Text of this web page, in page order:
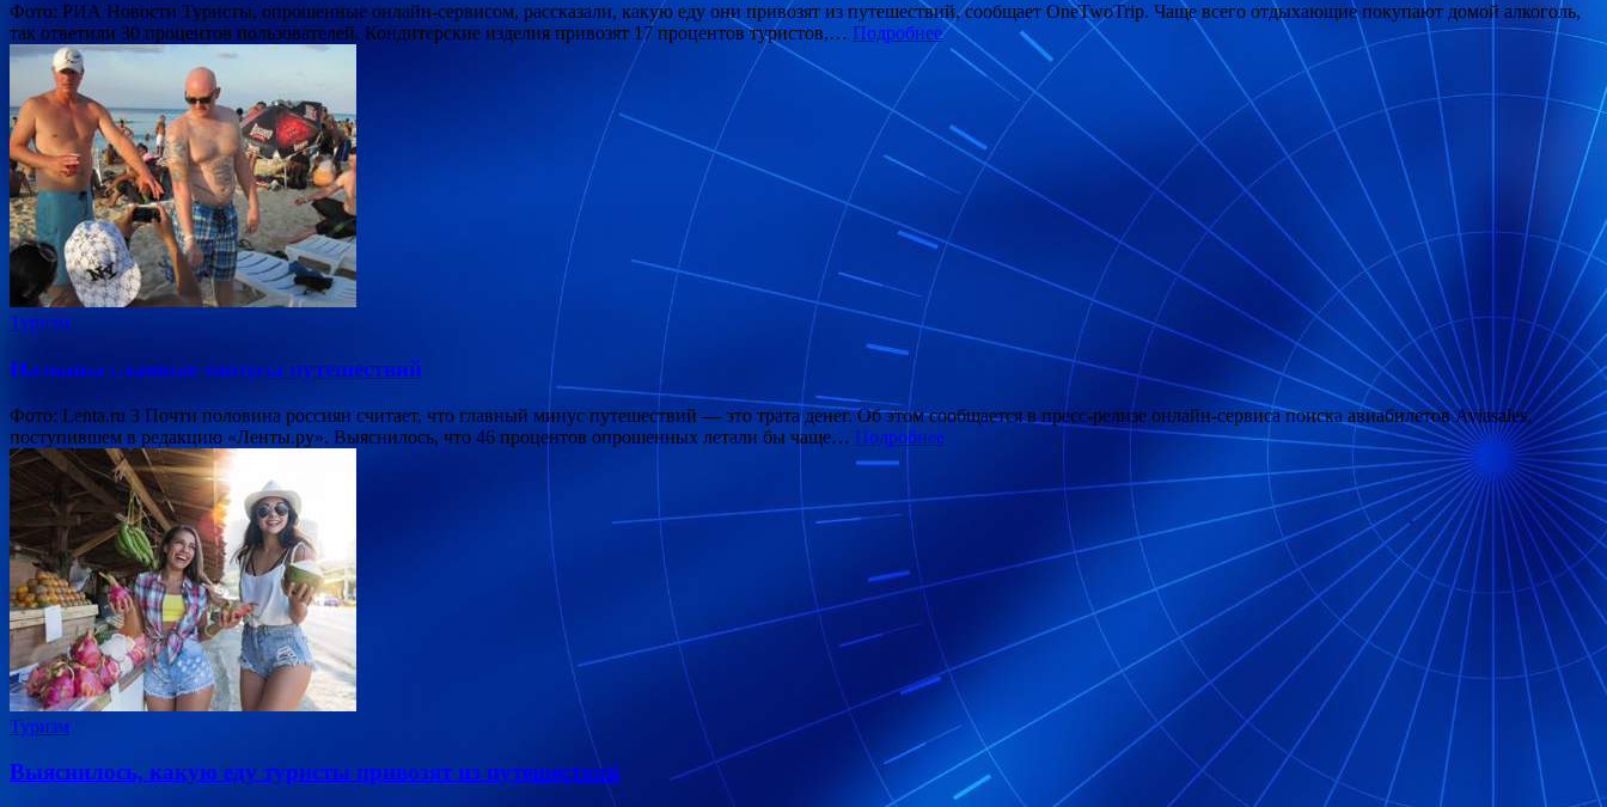
Фото: РИА Новости Туристы, опрошенные онлайн-сервисом, рассказали, какую еду они привозят из путешествий, сообщает OneTwoTrip. Чаще всего отдыхающие покупают домой алкоголь,
так ответили 30 процентов пользователей. Кондитерские изделия привозят 17 процентов туристов,… Подробнее
Туризм
Названы главные минусы путешествий
Фото: Lenta.ru 3 Почти половина россиян считает, что главный минус путешествий — это трата денег. Об этом сообщается в пресс-релизе онлайн-сервиса поиска авиабилетов Aviasales,
поступившем в редакцию «Ленты.ру». Выяснилось, что 46 процентов опрошенных летали бы чаще… Подробнее
Туризм
Выяснилось, какую еду туристы привозят из путешествий